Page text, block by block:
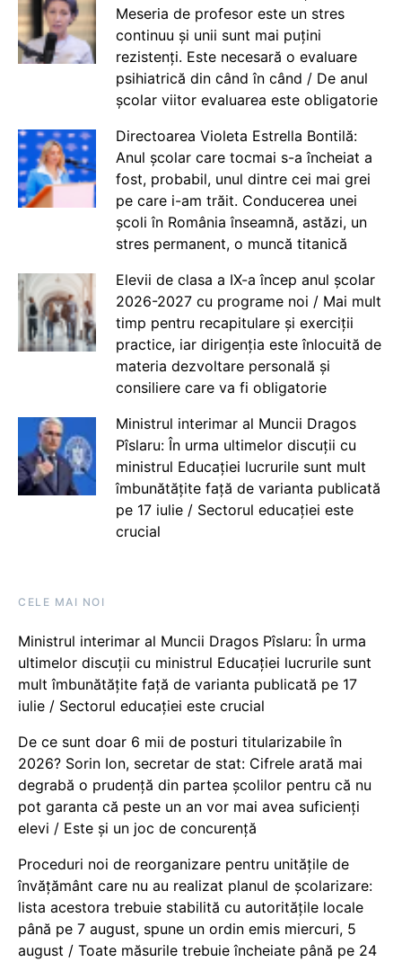
Meseria de profesor este un stres
continuu și unii sunt mai puțini
rezistenți. Este necesară o evaluare
psihiatrică din când în când / De anul
școlar viitor evaluarea este obligatorie
Directoarea Violeta Estrella Bontilă:
Anul școlar care tocmai s-a încheiat a
fost, probabil, unul dintre cei mai grei
pe care i-am trăit. Conducerea unei
școli în România înseamnă, astăzi, un
stres permanent, o muncă titanică
Elevii de clasa a IX-a încep anul școlar
2026-2027 cu programe noi / Mai mult
timp pentru recapitulare și exerciții
practice, iar dirigenția este înlocuită de
materia dezvoltare personală și
consiliere care va fi obligatorie
Ministrul interimar al Muncii Dragos
Pîslaru: În urma ultimelor discuții cu
ministrul Educației lucrurile sunt mult
îmbunătățite față de varianta publicată
pe 17 iulie / Sectorul educației este
crucial
CELE MAI NOI
Ministrul interimar al Muncii Dragos Pîslaru: În urma
ultimelor discuții cu ministrul Educației lucrurile sunt
mult îmbunătățite față de varianta publicată pe 17
iulie / Sectorul educației este crucial
De ce sunt doar 6 mii de posturi titularizabile în
2026? Sorin Ion, secretar de stat: Cifrele arată mai
degrabă o prudență din partea școlilor pentru că nu
pot garanta că peste un an vor mai avea suficienți
elevi / Este și un joc de concurență
Proceduri noi de reorganizare pentru unitățile de
învățământ care nu au realizat planul de școlarizare:
lista acestora trebuie stabilită cu autoritățile locale
până pe 7 august, spune un ordin emis miercuri, 5
august / Toate măsurile trebuie încheiate până pe 24